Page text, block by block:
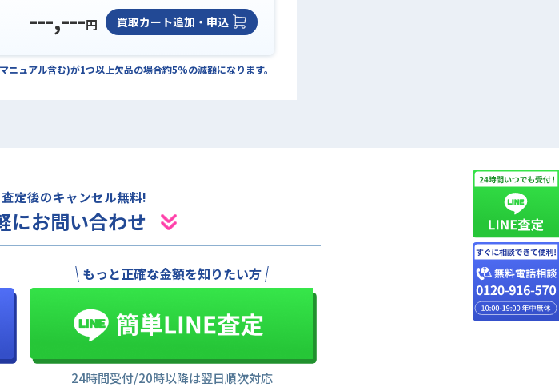
---,---円 買取カート追加・申込
ニュアル含む)が1つ以上欠品の場合約5%の減額になります。
定後のキャンセル無料!
にお問い合わせ
もっと正確な金額を知りたい方
24時間受付/20時以降は翌日順次対応